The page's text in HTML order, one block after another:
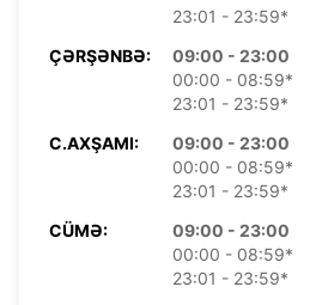
23:01 - 23:59*
ÇƏRŞƏNBƏ:
09:00 - 23:00
00:00 - 08:59*
23:01 - 23:59*
C.AXŞAMI:
09:00 - 23:00
00:00 - 08:59*
23:01 - 23:59*
CÜMƏ:
09:00 - 23:00
00:00 - 08:59*
23:01 - 23:59*